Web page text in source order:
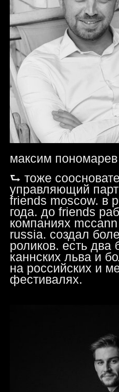
максим пономарев
⮑ тоже
управляющий
friends moscow. в
года. до friends
компаниях
russia. создал
роликов. есть два
каннских льва и
на российских и
фестивалях.